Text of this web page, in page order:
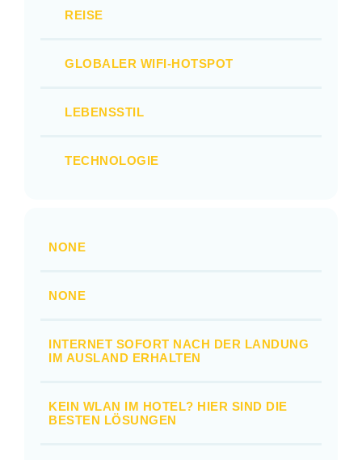
REISE
GLOBALER WIFI-HOTSPOT
LEBENSSTIL
TECHNOLOGIE
NONE
NONE
INTERNET SOFORT NACH DER LANDUNG
IM AUSLAND ERHALTEN
KEIN WLAN IM HOTEL? HIER SIND DIE
BESTEN LÖSUNGEN